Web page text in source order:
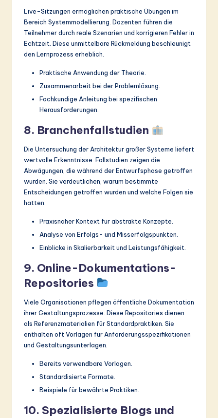
Live-Sitzungen ermöglichen praktische Übungen im
Bereich Systemmodellierung. Dozenten führen die
Teilnehmer durch reale Szenarien und korrigieren Fehler in
Echtzeit. Diese unmittelbare Rückmeldung beschleunigt
den Lernprozess erheblich.
Praktische Anwendung der Theorie.
Zusammenarbeit bei der Problemlösung.
Fachkundige Anleitung bei spezifischen
Herausforderungen.
8. Branchenfallstudien
Die Untersuchung der Architektur großer Systeme liefert
wertvolle Erkenntnisse. Fallstudien zeigen die
Abwägungen, die während der Entwurfsphase getroffen
wurden. Sie verdeutlichen, warum bestimmte
Entscheidungen getroffen wurden und welche Folgen sie
hatten.
Praxisnaher Kontext für abstrakte Konzepte.
Analyse von Erfolgs- und Misserfolgspunkten.
Einblicke in Skalierbarkeit und Leistungsfähigkeit.
9. Online-Dokumentations-
Repositories
Viele Organisationen pflegen öffentliche Dokumentation
ihrer Gestaltungsprozesse. Diese Repositories dienen
als Referenzmaterialien für Standardpraktiken. Sie
enthalten oft Vorlagen für Anforderungsspezifikationen
und Gestaltungsunterlagen.
Bereits verwendbare Vorlagen.
Standardisierte Formate.
Beispiele für bewährte Praktiken.
10. Spezialisierte Blogs und